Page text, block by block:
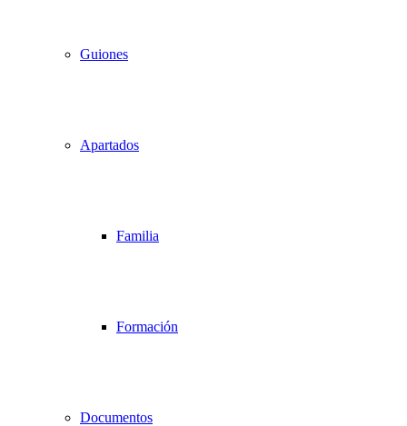
Guiones
Apartados
Familia
Formación
Documentos